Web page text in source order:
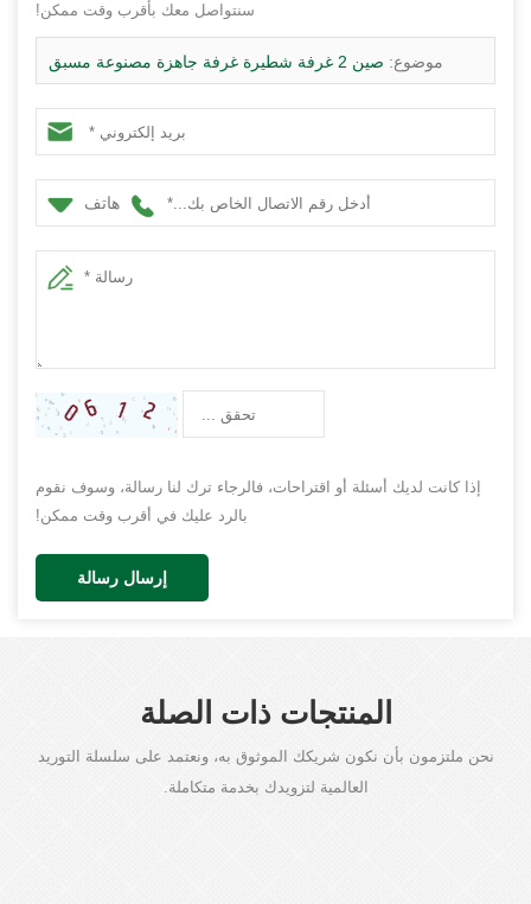
سنتواصل معك بأقرب وقت ممكن!
موضوع: صين 2 غرفة شطيرة غرفة جاهزة مصنوعة مسبق
الجدة مسطح - 2B02
هاتف
إذا كانت لديك أسئلة أو اقتراحات، فالرجاء ترك لنا رسالة، وسوف نقوم
بالرد عليك في أقرب وقت ممكن!
إرسال رسالة
المنتجات ذات الصلة
نحن ملتزمون بأن نكون شريكك الموثوق به، ونعتمد على سلسلة التوريد
العالمية لتزويدك بخدمة متكاملة.